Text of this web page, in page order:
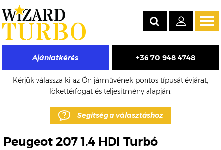
Ajánlatkérés +36 70 948 4748
Peugeot 207 eladó turbó árak
Kérjük válassza ki az Ön járművének pontos típusát évjárat,
lökettérfogat és teljesítmény alapján.
Segítség a választáshoz
Peugeot 207 1.4 HDI Turbó